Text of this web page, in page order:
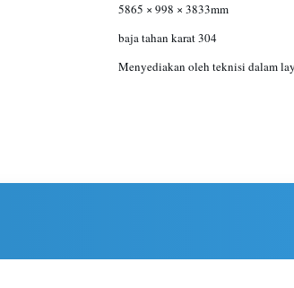
5865 × 998 × 3833mm
baja tahan karat 304
Menyediakan oleh teknisi dalam